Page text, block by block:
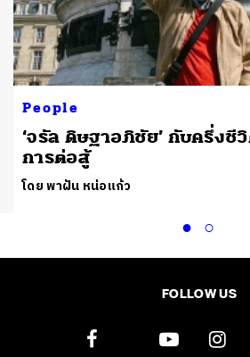
People
‘จรัล ดิษฐาอภิชัย’ กับครึ่งชี
การต่อสู้
โดย พาฝัน หน่อแก้ว
FOLLOW US